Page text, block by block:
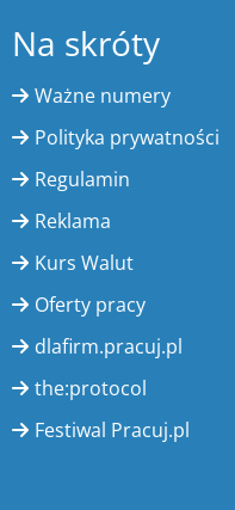
Na skróty
Ważne numery
Polityka prywatności
Regulamin
Reklama
Kurs Walut
Oferty pracy
dlafirm.pracuj.pl
the:protocol
Festiwal Pracuj.pl